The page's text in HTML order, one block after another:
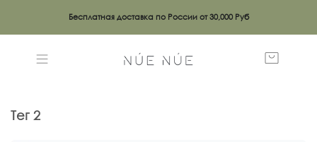
Бесплатная доставка по России от 30,000 Руб
тег 2